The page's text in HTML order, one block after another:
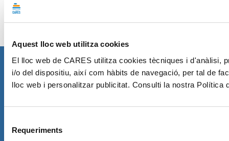
Aquest lloc web utilitza cookies
El lloc web de CARES utilitza cookies tècniques i d'anàlisi,
i/o del dispositiu, així com hàbits de navegació, per tal de
lloc web i personalitzar publicitat. Consulti la nostra Política
Requeriments
Fundació CARES
cares@grupcares.org
Àrtic, 136